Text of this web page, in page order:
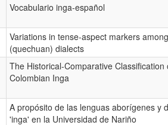
Vocabulario inga-español
Variations in tense-aspect markers
(quechuan) dialects
The Historical-Comparative Classification
Colombian Inga
A propósito de las lenguas aborígenes y
'inga' en la Universidad de Nariño